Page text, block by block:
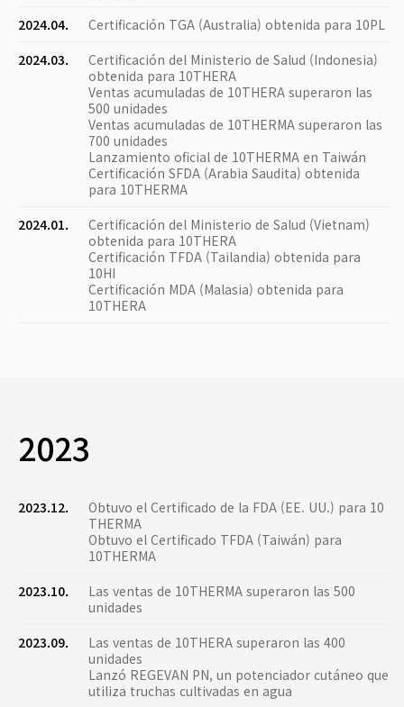
2024.04.
Certificación TGA (Australia) obtenida para 10PL
2024.03.
Certificación del Ministerio de Salud (Indonesia)
obtenida para 10THERA
Ventas acumuladas de 10THERA superaron las
500 unidades
Ventas acumuladas de 10THERMA superaron las
700 unidades
Lanzamiento oficial de 10THERMA en Taiwán
Certificación SFDA (Arabia Saudita) obtenida
para 10THERMA
2024.01.
Certificación del Ministerio de Salud (Vietnam)
obtenida para 10THERA
Certificación TFDA (Tailandia) obtenida para
10HI
Certificación MDA (Malasia) obtenida para
10THERA
2023
2023.12.
Obtuvo el Certificado de la FDA (EE. UU.) para 10
THERMA
Obtuvo el Certificado TFDA (Taiwán) para
10THERMA
2023.10.
Las ventas de 10THERMA superaron las 500
unidades
2023.09.
Las ventas de 10THERA superaron las 400
unidades
Lanzó REGEVAN PN, un potenciador cutáneo que
utiliza truchas cultivadas en agua